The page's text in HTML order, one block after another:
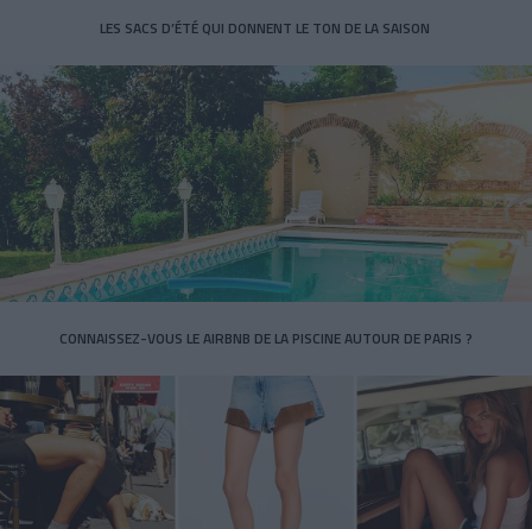
LES SACS D’ÉTÉ QUI DONNENT LE TON DE LA SAISON
CONNAISSEZ-VOUS LE AIRBNB DE LA PISCINE AUTOUR DE PARIS ?